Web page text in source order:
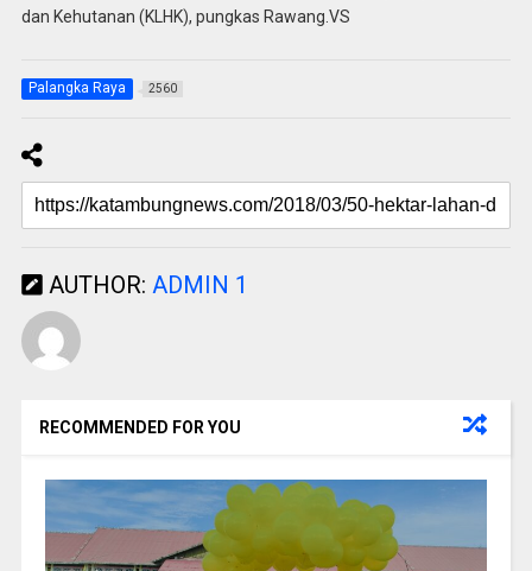
dan Kehutanan (KLHK), pungkas Rawang.VS
Palangka Raya 2560
AUTHOR: ADMIN 1
RECOMMENDED FOR YOU